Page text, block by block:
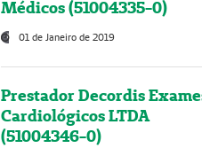
Médicos (51004335-0)
01 de Janeiro de 2019
Prestador Decordis
Cardiológicos LTDA
(51004346-0)